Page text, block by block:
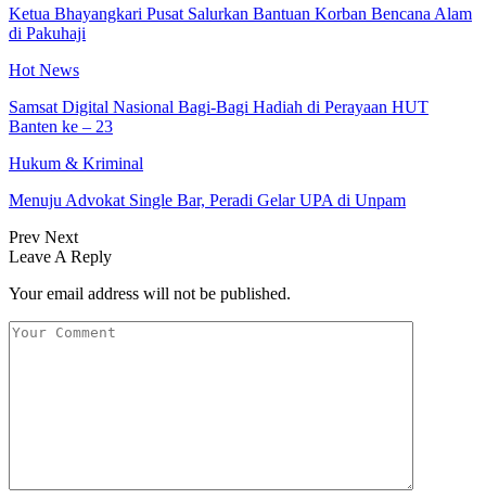
Ketua Bhayangkari Pusat Salurkan Bantuan Korban Bencana Alam
di Pakuhaji
Hot News
Samsat Digital Nasional Bagi-Bagi Hadiah di Perayaan HUT
Banten ke – 23
Hukum & Kriminal
Menuju Advokat Single Bar, Peradi Gelar UPA di Unpam
Prev Next
Leave A Reply
Your email address will not be published.